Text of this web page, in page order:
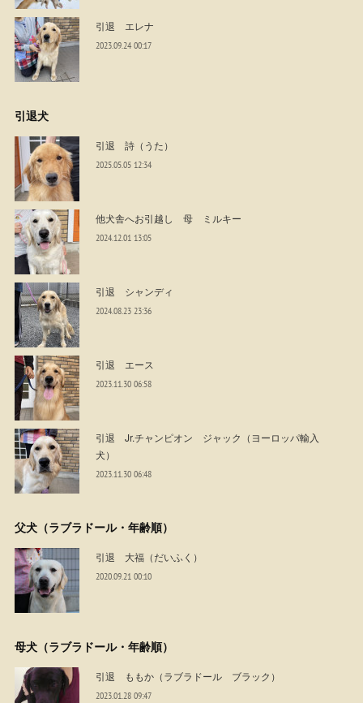
引退 エレナ
2023.09.24 00:17
引退犬
引退 詩（うた）
2025.05.05 12:34
他犬舎へお引越し 母 ミルキー
2024.12.01 13:05
引退 シャンディ
2024.08.23 23:36
引退 エース
2023.11.30 06:58
引退 Jr.チャンピオン ジャック（ヨーロッパ輸入
犬）
2023.11.30 06:48
父犬（ラブラドール・年齢順）
引退 大福（だいふく）
2020.09.21 00:10
母犬（ラブラドール・年齢順）
引退 ももか（ラブラドール ブラック）
2023.01.28 09:47